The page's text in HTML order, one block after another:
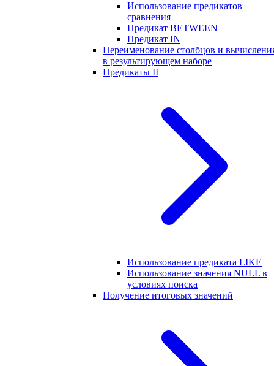
Использование предикатов
сравнения
Предикат BETWEEN
Предикат IN
Переименование столбцов и
в результирующем наборе
Предикаты II
Использование предиката LIKE
Использование значения NULL в
условиях поиска
Получение итоговых значений